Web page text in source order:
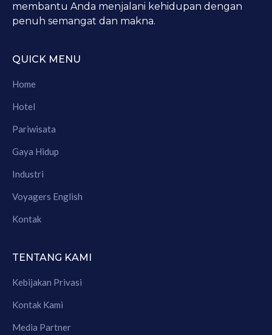
membantu Anda menjalani kehidupan dengan
penuh semangat dan makna.
QUICK MENU
Home
Hotel
Pariwisata
Gaya Hidup
Industri
Voyagers English
Kontak
TENTANG KAMI
Kebijakan Privasi
Kontak Kami
Media Partner